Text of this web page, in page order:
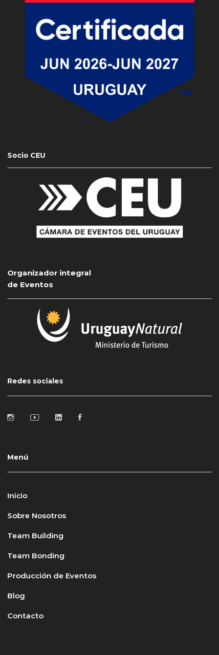
Socio CEU
Organizador integral
de Eventos
Redes sociales
Menú
Inicio
Sobre Nosotros
Team Building
Team Bonding
Producción de Eventos
Blog
Contacto